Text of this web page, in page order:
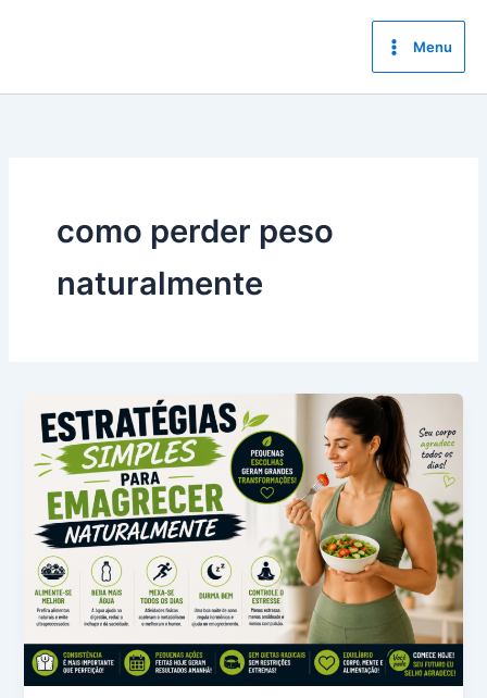
conteúdo
Menu
como perder peso
naturalmente